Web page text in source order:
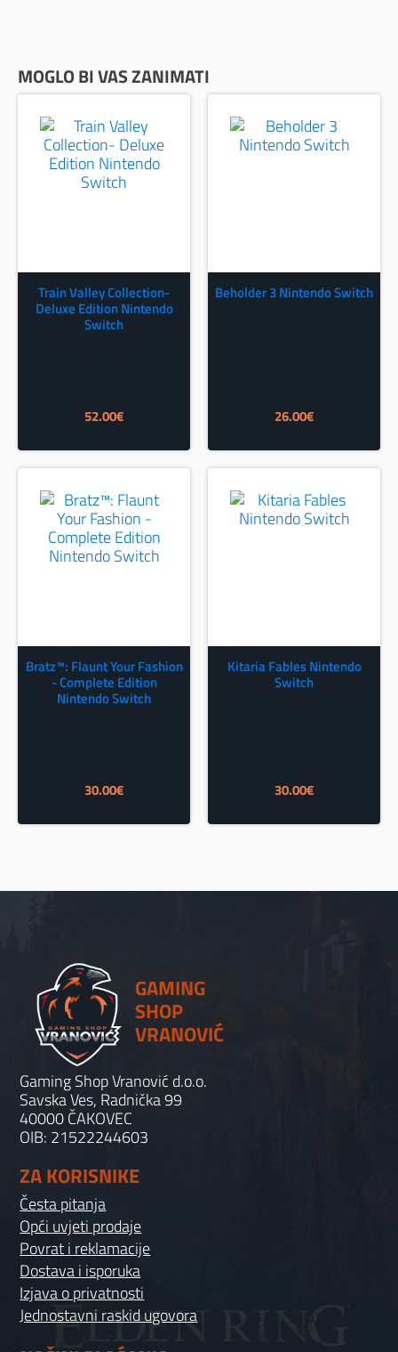
MOGLO BI VAS ZANIMATI
Train Valley Collection-
Deluxe Edition Nintendo
Switch
52.00€
Beholder 3 Nintendo Switch
26.00€
Bratz™: Flaunt Your Fashion
- Complete Edition
Nintendo Switch
30.00€
Kitaria Fables Nintendo
Switch
30.00€
GAMING
SHOP
VRANOVIĆ
Gaming Shop Vranović d.o.o.
Savska Ves, Radnička 99
40000 ČAKOVEC
OIB: 21522244603
ZA KORISNIKE
Česta pitanja
Opći uvjeti prodaje
Povrat i reklamacije
Dostava i isporuka
Izjava o privatnosti
Jednostavni raskid ugovora